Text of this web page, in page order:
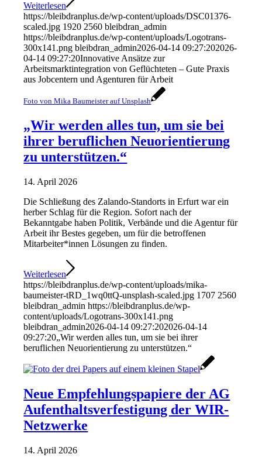
Weiterlesen
https://bleibdranplus.de/wp-content/uploads/DSC01376-
scaled.jpg 1920 2560 bleibdran_admin
https://bleibdranplus.de/wp-content/uploads/Logotrans-
300x141.png bleibdran_admin2026-04-14 09:27:202026-
04-14 09:27:20Innovative Ansätze zur
Arbeitsmarktintegration von Geflüchteten – Gute Praxis
aus Jobcentern und Agenturen für Arbeit
Foto von Mika Baumeister auf Unsplash
„Wir werden alles tun, um sie bei
ihrer beruflichen Neuorientierung
zu unterstützen.“
14. April 2026
Die Schließung des Zalando-Standorts in Erfurt war ein
herber Schlag für die Region. Sofort nach der
Bekanntgabe haben Politik, Verbände und die Agentur für
Arbeit ihr Bestes gegeben, um für die betroffenen
Mitarbeiter*innen Lösungen zu finden.
Weiterlesen
https://bleibdranplus.de/wp-content/uploads/mika-
baumeister-tRD_1wq0ttQ-unsplash-scaled.jpg 1707 2560
bleibdran_admin https://bleibdranplus.de/wp-
content/uploads/Logotrans-300x141.png
bleibdran_admin2026-04-14 09:27:202026-04-14
09:27:20„Wir werden alles tun, um sie bei ihrer
beruflichen Neuorientierung zu unterstützen.“
Neue Empfehlungspapiere der AG
Aufenthaltsverfestigung der WIR-
Netzwerke
14. April 2026